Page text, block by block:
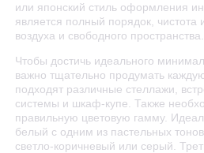
или японский стиль оформления
является полный порядок, чистота
воздуха и свободного пространства.
Чтобы достичь идеального
важно тщательно продумать
подходят различные стеллажи,
системы и шкаф-купе. Также
правильную цветовую гамму.
белый с одним из пастельных
светло-коричневый или серый.